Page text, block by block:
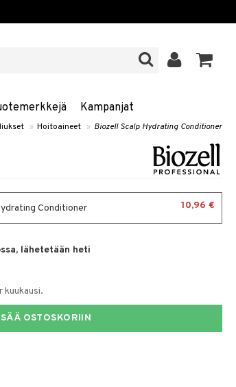
Kampanjat
» Hoitoaineet » Biozell Scalp Hydrating Conditioner
Conditioner 10,96 €
lähetetään heti
kuukausi.
OSTOSKORIIN